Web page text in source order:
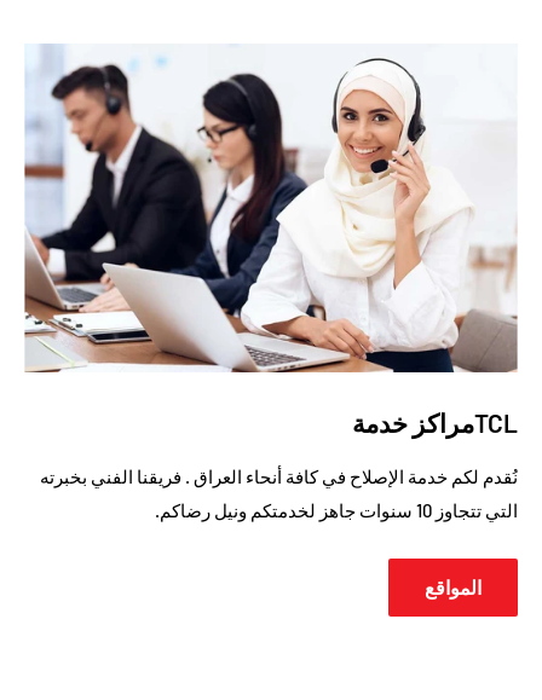
TCLمراكز خدمة
نُقدم لكم خدمة الإصلاح في كافة أنحاء العراق . فريقنا الفني بخبرته
التي تتجاوز 10 سنوات جاهز لخدمتكم ونيل رضاكم.
المواقع